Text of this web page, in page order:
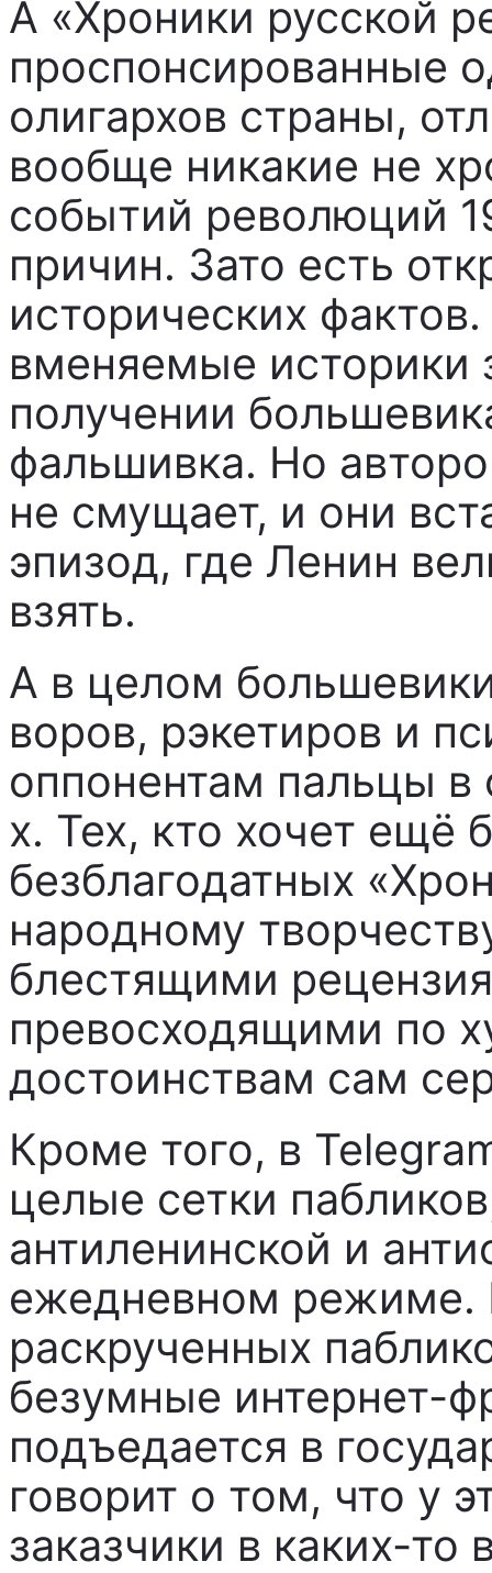
А «Хроники русской
проспонсированные
олигархов страны,
вообще никакие не
событий революций
причин. Зато есть
исторических
вменяемые историки
получении
фальшивка. Но
не смущает, и они
эпизод, где Ленин
взять.
А в целом
воров, рэкетиров и
оппонентам пальцы в
х. Тех, кто хочет ещё
безблагодатных
народному
блестящими
превосходящими по
достоинствам сам
Кроме того, в
целые сетки
антиленинской и
ежедневном
раскрученных
безумные интернет-
подъедается в
говорит о том, что у
заказчики в каких-то